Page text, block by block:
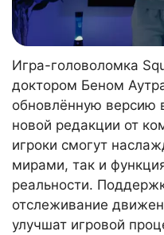
Игра-головоломка
доктором Беном
обновлённую версию
новой редакции от
игроки смогут
мирами, так и
реальности.
отслеживание
улучшат игровой